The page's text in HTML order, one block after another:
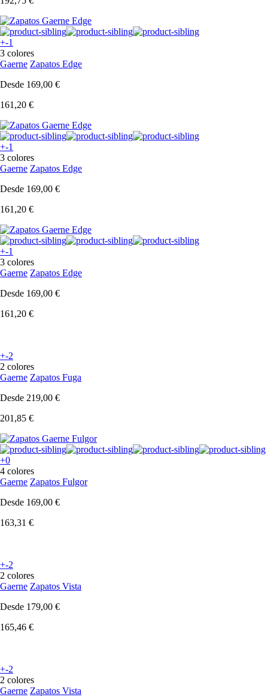
+-1
3 colores
Gaerne Zapatos Edge
Desde 169,00 €
161,20 €
+-1
3 colores
Gaerne Zapatos Edge
Desde 169,00 €
161,20 €
+-1
3 colores
Gaerne Zapatos Edge
Desde 169,00 €
161,20 €
+-2
2 colores
Gaerne Zapatos Fuga
Desde 219,00 €
201,85 €
+0
4 colores
Gaerne Zapatos Fulgor
Desde 169,00 €
163,31 €
+-2
2 colores
Gaerne Zapatos Vista
Desde 179,00 €
165,46 €
+-2
2 colores
Gaerne Zapatos Vista